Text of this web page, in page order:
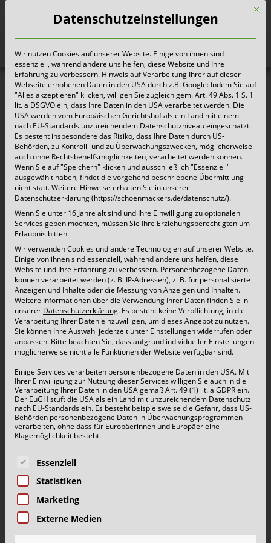
Heute für morgen sorgen
Aktuelles |
Pressemitteilungen
Das kommt in die Biotonne
20. August 2020 |Aktuelles
Kempen/Neukirchen-Vluyn, 20. August 2020 –
Schönmackers verteilt für die Biotonne in
Neukirchen-Vluyn neue Aufkleber. Der Button
gibt Auskunft darüber, was in die Biotonne gehört
und was nicht. Grund für die Maßnahme: Die
alten Aufkleber sind entweder unleserlich
geworden oder abgerissen. Schönmackers-Teams
stecken die neuen Aufkleber im Anschluss an die
Tonnenleerung am Dienstag, 08. September
(Reviere 1-4), […]
mehr lesen...
Karrierestart bei Schönmackers
20. August 2020 |
Kempen, 20. August 2020 -25 Azubis haben zum
Mit
Datenschutzeinstellungen
Wir nutzen Cookies auf unserer Website. Einige von ihnen sind
essenziell, während andere uns helfen, diese Website und Ihre
Erfahrung zu verbessern. Hinweis auf Verarbeitung Ihrer auf dieser
Webseite erhobenen Daten in den USA durch z.B. Google: Indem Sie auf
"Alles akzeptieren" klicken, willigen Sie zugleich gem. Art. 49 Abs. 1 S. 1
lit. a DSGVO ein, dass Ihre Daten in den USA verarbeitet werden. Die
USA werden vom Europäischen Gerichtshof als ein Land mit einem
nach EU-Standards unzureichendem Datenschutzniveau eingeschätzt.
Es besteht insbesondere das Risiko, dass Ihre Daten durch US-
Behörden, zu Kontroll- und zu Überwachungszwecken, möglicherweise
auch ohne Rechtsbehelfsmöglichkeiten, verarbeitet werden können.
Wenn Sie auf "Speichern" klicken und ausschließlich "Essenziell"
ausgewählt haben, findet die vorgehend beschriebene Übermittlung
nicht statt. Weitere Hinweise erhalten Sie in unserer
Datenschutzerklärung (https://schoenmackers.de/datenschutz/).
Wenn Sie unter 16 Jahre alt sind und Ihre Einwilligung zu optionalen
Services geben möchten, müssen Sie Ihre Erziehungsberechtigten um
Erlaubnis bitten.
Wir verwenden Cookies und andere Technologien auf unserer Website.
Einige von ihnen sind essenziell, während andere uns helfen, diese
Website und Ihre Erfahrung zu verbessern. Personenbezogene Daten
können verarbeitet werden (z. B. IP-Adressen), z. B. für personalisierte
Anzeigen und Inhalte oder die Messung von Anzeigen und Inhalten.
Weitere Informationen über die Verwendung Ihrer Daten finden Sie in
unserer Datenschutzerklärung. Es besteht keine Verpflichtung, in die
Verarbeitung Ihrer Daten einzuwilligen, um dieses Angebot zu nutzen.
Sie können Ihre Auswahl jederzeit unter Einstellungenwiderrufen oder
anpassen. Bitte beachten Sie, dass aufgrund individueller Einstellungen
möglicherweise nicht alle Funktionen der Website verfügbar sind.
Einige Services verarbeiten personenbezogene Daten in den USA. Mit
Ihrer Einwilligung zur Nutzung dieser Services willigen Sie auch in die
Verarbeitung Ihrer Daten in den USA gemäß Art. 49 (1) lit. a GDPR ein.
Der EuGH stuft die USA als ein Land mit unzureichendem Datenschutz
nach EU-Standards ein. Es besteht beispielsweise die Gefahr, dass US-
Behörden personenbezogene Daten in Überwachungsprogrammen
verarbeiten, ohne dass für Europäerinnen und Europäer eine
Klagemöglichkeit besteht.
Es folgt eine Liste der Service-Gruppen, für die eine
Essenziell
Statistiken
Marketing
Externe Medien